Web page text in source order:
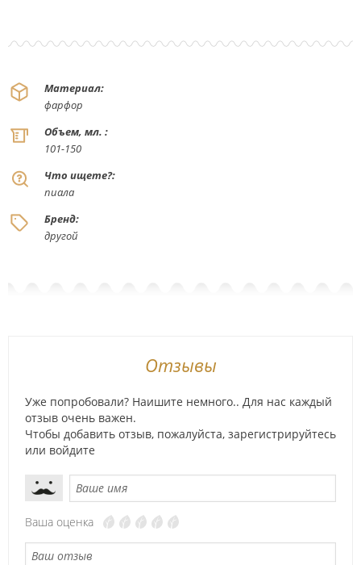
Материал:
фарфор
Объем, мл. :
101-150
Что ищете?:
пиала
Бренд:
другой
Отзывы
Уже попробовали? Наишите немного.. Для нас каждый
отзыв очень важен.
Чтобы добавить отзыв, пожалуйста, зарегистрируйтесь
или войдите
Ваша оценка